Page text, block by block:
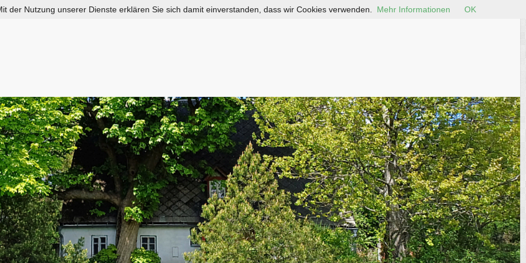
der Nutzung unserer Dienste erklären Sie sich damit einverstanden, dass wir Cookies verwenden. Mehr Informationen OK